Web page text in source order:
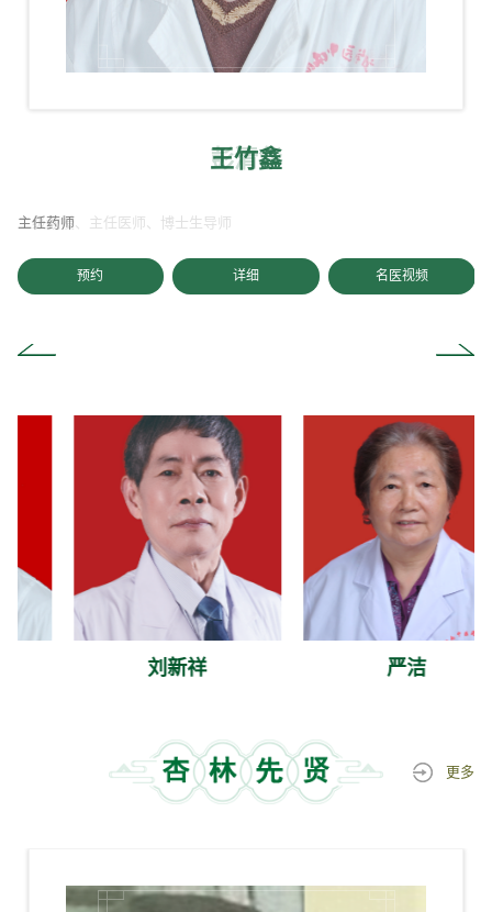
孙光荣
主任医师 、博士后导师，国务院终身特殊津贴有突出贡献专家，第二届
袁长津
全国名中医，湖南省名中医，全国老中医药专家学术经验继承指导老师
预约 详细 名医视频
彭清华
二级教授、主任医师、博士生导师
预约 详细 名医视频
王竹鑫
主任药师
预约 详细 名医视频
刘新祥
主任医师，教授，硕士生导师
预约 详细 名医视频
严洁
首届湖南省名中医，博士生导师，全国第五批名老中医药专家学术经验继
刘贵云
主任医师，教授，湖南省名中医，硕士生导师
预约 详细 名医视频
田心义
湖南省名中医、主任医师、教授
预约 详细 名医视频
陈金莲
湖南省第三批名中医，主任医师、教授
预约 详细 名医视频
龙铁牛
湖南省名中医，主任医师，教授
预约 详细 名医视频
杨志波
主任医师，二级教授，医学硕士，博士生导师，湖南省名中医，享受国务
王建湘
湖南省名中医，主任医师、教授，硕士生导师
预约 详细 名医视频
王勇
主任医师、教授、硕士研究生导师，湖南省名中医，医院首届“名医”
预约 详细 名医视频
吴清明
主任医师，教授，湖南省名中医，硕士研究生导师
预约 详细 名医视频
朱莹
主任医师，教授，医学博士，湖南省名中医，博士生导师，博士后导师
预约 详细 名医视频
毛以林
主任医师，教授，博士生导师，湖南省名中医
预约 详细 名医视频
王净净
教授、博士生导师
预约 详细 名医视频
熊辉
医学博士，二级教授，主任医师，博士生导师
预约 详细 名医视频
何永恒
主任医师、二级教授，博士与博士后导师，全国第七批老中医药专家学术
张泓
二级教授，医学博士，博士研究生导师
预约 详细 名医视频
李江山
主任医师，二级教授，医学博士，博士研究生导师、博士后合作导师
预约 详细 名医视频
王萍
教授，主任医师，硕士生导师
预约 详细 名医视频
孙绍裘
一级主任医师、二级教授、愽士研究生导师
预约 详细 名医视频
朱明芳
一级主任医师，二级教授，博士后，博士研究生导师，医院首届“名医”
预约 详细 名医视频
李丹丹
主任医师，硕士研究生导师
预约 详细 名医视频
匡继林
主任医师、教授，博士研究生导师，医院首届“名医
预约 详细 名医视频
冯国湘
主任医师，硕士生导师，医院首届“名医”
预约 详细 名医视频
王真权
医学博士、一级主任医师、二级教授，博士研究生导师，医院首届“名
刘晓岚
主任医师，教授，医学博士，硕士研究生导师，医院首届“名医”，骨伤中
尹晖明
主任医师，硕士研究生导师，外科主任、西医外科学教研室（中西医结合
彭素娟
主任医师，医学博士，硕士研究生导师，内科主任、中医内科学教研室
刘未艾
针灸推拿康复中心主任，主任医师，医学博士，博士后，博士研究生导师
预约 详细 名医视频
汪海珍
皮肤中心主任，主任医师，教授，博士研究生导师，医院首届“中青年名
刘春华
医学博士，知名专家，二级主任医师，教授，博士生导师，医院党委副书
游柏稳
党委副书记，主任医师，博士，硕士研究生导师
预约 详细 名医视频
谢海波
医学博士，主任医师，硕士研究生导师，医院副院长
预约 详细 名医视频
刘新祥
更多